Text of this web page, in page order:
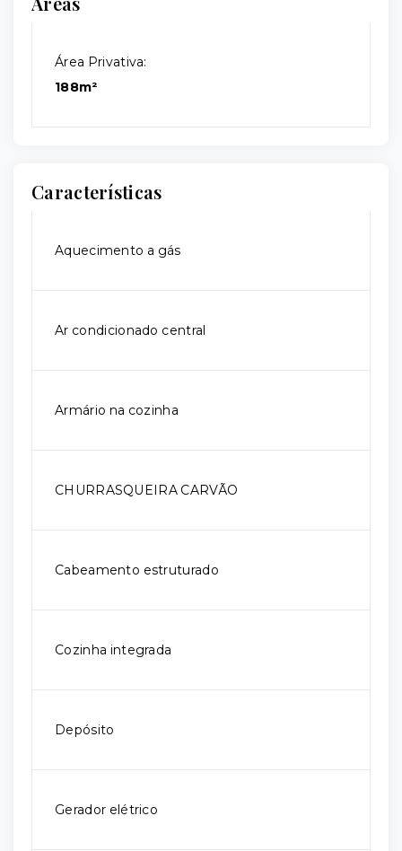
Área Privativa:
188m²
Características
Aquecimento a gás
Ar condicionado central
Armário na cozinha
CHURRASQUEIRA CARVÃO
Cabeamento estruturado
Cozinha integrada
Depósito
Gerador elétrico